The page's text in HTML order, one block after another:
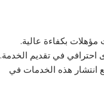
مؤهلات بكفاءة عالية.
في تقديم الخدمة.
انتشار هذه الخدمات في